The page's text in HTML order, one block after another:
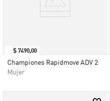
$ 7490,00
Championes Rapidmove ADV 2
Mujer